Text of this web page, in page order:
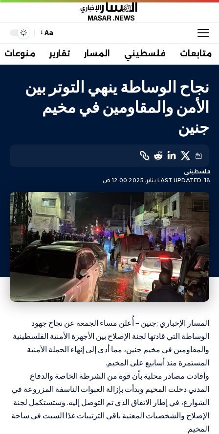
Aa
متابعات فلسطيني المسار تقارير منوعات
نجاح الوساطة ينهي التوتر بين
الأمن والمقاومين في مخيم
جنين
LAST UPDATED: 18 يناير، 2025 12:00 ص
فلسطيني
المسار الإخباري :جنين – أُعلن مساء الجمعة عن نجاح جهود
الوساطة التي قادتها لجنة الإصلاح بين الأجهزة الأمنية الفلسطينية
والمقاومين في مخيم جنين، مما أدى إلى إنهاء الحملة الأمنية
المستمرة منذ أسابيع على المخيم.
وأفادت مصادر محلية بأن قوة من الشرطة الخاصة والدفاع
المدني دخلت المخيم وبدأت بإزالة العبوات الناسفة المزروعة في
الشوارع، في إطار الاتفاق الذي تم التوصل إليه. وستستكمل لجنة
الإصلاح والشخصيات المعنية باقي الترتيبات غدًا السبت في ساحة
المخيم.